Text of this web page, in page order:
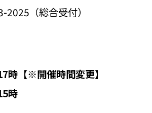
（総合受付）
時【※開催時間変更】
時